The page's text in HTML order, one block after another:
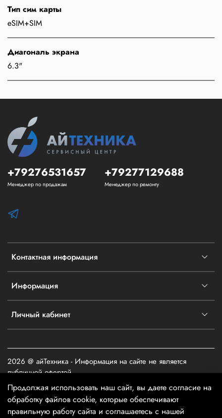
Тип сим карты
eSIM+SIM
Диагональ экрана
6.3"
Контактная информация
Информация
Личный кабинет
+79276531657
Менеджер по продажам
+79277129688
Менеджер по ремонту
2026 @ айТехника - Информация на сайте не является
публичной офертой
Продолжая использовать наш сайт, вы даете согласие на
обработку файлов cookie, которые обеспечивают
правильную работу сайта и соглашаетесь с нашей